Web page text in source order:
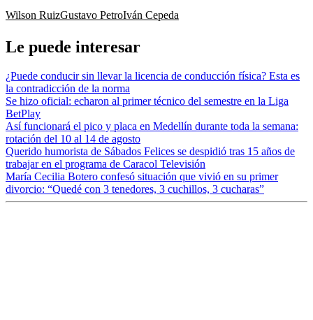
Wilson RuizGustavo PetroIván Cepeda
Le puede interesar
¿Puede conducir sin llevar la licencia de conducción física? Esta es
la contradicción de la norma
Se hizo oficial: echaron al primer técnico del semestre en la Liga
BetPlay
Así funcionará el pico y placa en Medellín durante toda la semana:
rotación del 10 al 14 de agosto
Querido humorista de Sábados Felices se despidió tras 15 años de
trabajar en el programa de Caracol Televisión
María Cecilia Botero confesó situación que vivió en su primer
divorcio: “Quedé con 3 tenedores, 3 cuchillos, 3 cucharas”